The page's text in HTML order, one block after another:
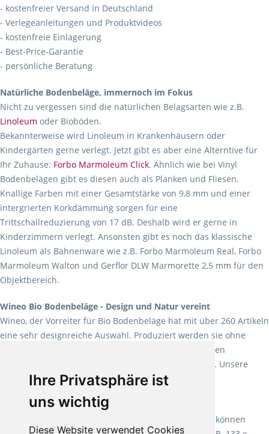
Ihre Privatsphäre ist
uns wichtig
Diese Website verwendet Cookies
- kostenfreier Versand in Deutschland
- Verlegeanleitungen und Produktvideos
- kostenfreie Einlagerung
- Best-Price-Garantie
- persönliche Beratung
Natürliche Bodenbeläge, immernoch im Fokus
Nicht zu vergessen sind die natürlichen Belagsarten wie z.B.
Linoleum oder Bioböden.
Bekannterweise wird Linoleum in Krankenhäusern oder
Kindergärten gerne verlegt. Jetzt gibt es aber eine Alterntive für
Ihr Zuhause: Forbo Marmoleum Click. Ähnlich wie bei Vinyl
Bodenbelägen gibt es diesen auch als Planken und Fliesen.
Knallige Farben mit einer Gesamtstärke von 9,8 mm und einer
intergrierten Korkdämmung sorgen für eine
Trittschallreduzierung von 17 dB. Deshalb wird er gerne in
Kinderzimmern verlegt. Ansonsten gibt es noch das klassische
Linoleum als Bahnenware wie z.B. Forbo Marmoleum Real, Forbo
Marmoleum Walton und Gerflor DLW Marmorette 2,5 mm für den
Objektbereich.
Wineo Bio Bodenbeläge - Design und Natur vereint
Wineo, der Vorreiter für Bio Bodenbeläge hat mit über 260 Artikeln
eine sehr designreiche Auswahl. Produziert werden sie ohne
Weichmacher und Lösungsmittel. Mit allen verfügbaren
Verlegearten ist er für jegliche Bauvorhaben attraktiv. Unsere
Empfehlung:Wineo 1000 Multi Layer XXL.
Teppiche für ein angenehmes Laufgefühl
machen es schon lange vor. Sie können